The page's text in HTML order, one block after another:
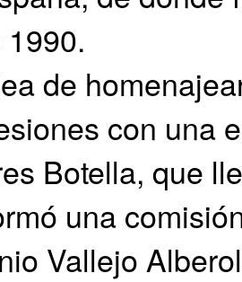
de
con una
Botella, que
una
Vallejo